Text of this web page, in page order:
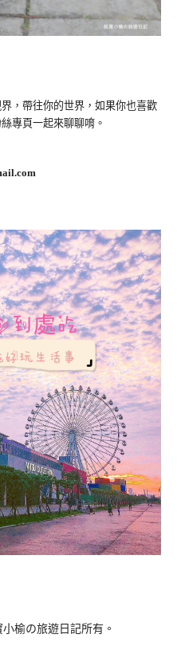
，帶往你的世界，如果你也喜歡
專頁一起來聊聊唷。
榆の旅遊日記所有。